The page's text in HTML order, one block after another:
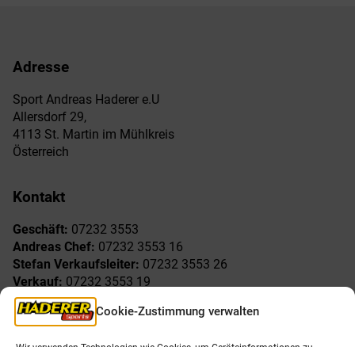
Cookie-Zustimmung verwalten
Adresse
Sport Andreas Haderer e.U
Allersdorf 29,
4113 St. Martin im Mühlkreis
Österreich
Kontakt
Geschäft: 07232 3553
Andreas Chef: 07232 3553 16
Stefan Verkaufsleiter: 07232 3553 26
Verkauf: 07232 3553 19
Reklamationen:
Freude am Sport Allgemeines